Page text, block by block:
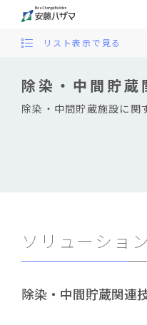
除染・中間貯蔵
除染・中間貯蔵施設に関
リスト表示で見る
ソリューショ
除染・中間貯蔵関連